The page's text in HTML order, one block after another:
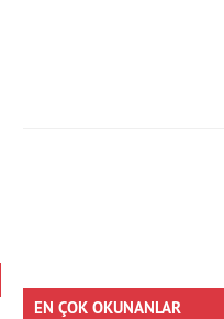
EN ÇOK OKUNANLAR